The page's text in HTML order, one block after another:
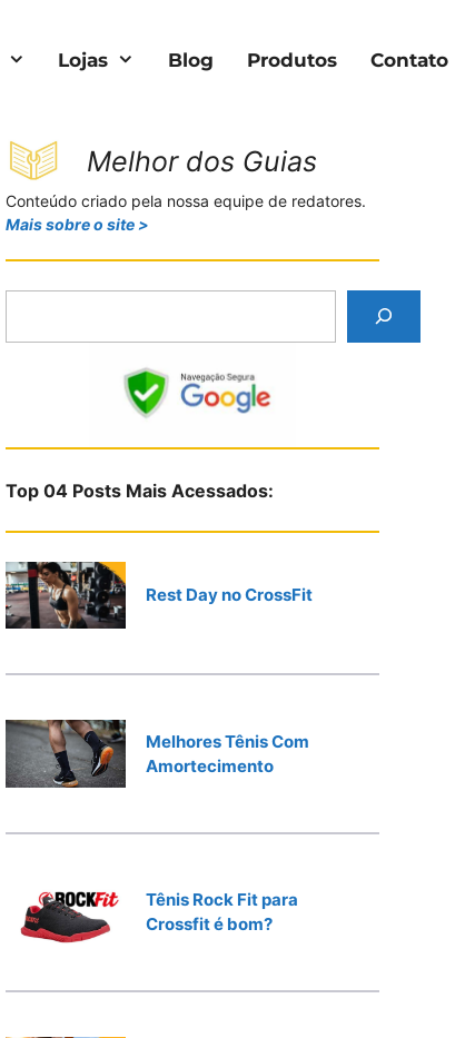
Lojas Blog Produtos Contato
Melhor dos Guias
Conteúdo criado pela nossa equipe de redatores.
Mais sobre o site >
a
Top 04 Posts Mais Acessados:
Rest Day no CrossFit
Melhores Tênis Com
Amortecimento
Tênis Rock Fit para
Crossfit é bom?